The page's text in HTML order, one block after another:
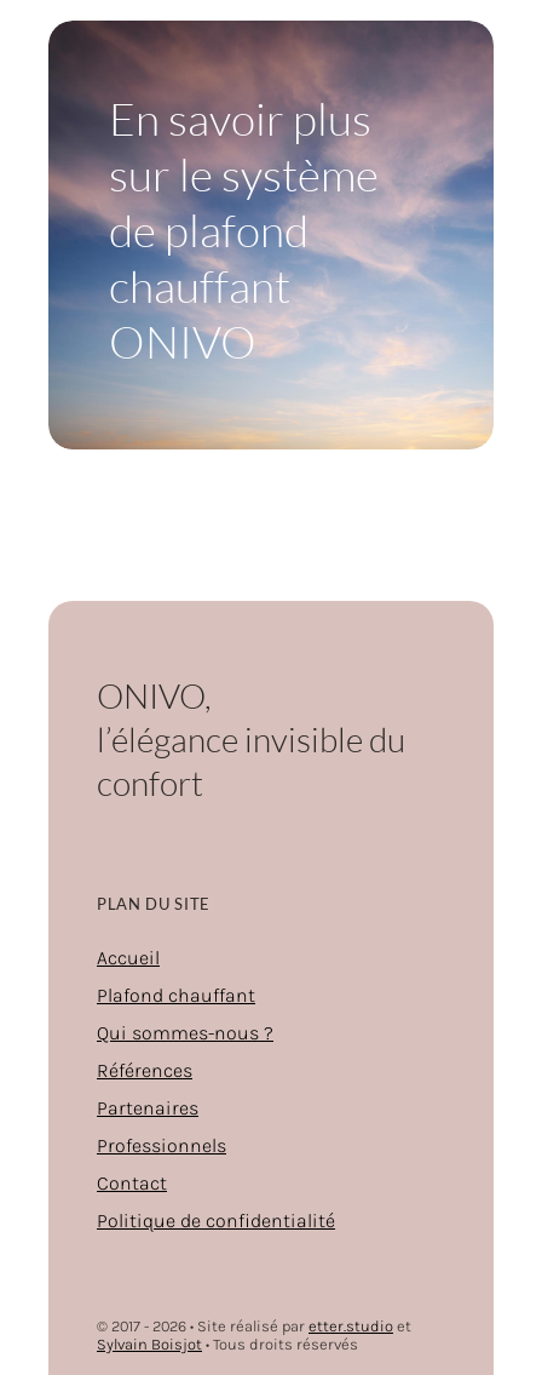
En savoir plus
sur le système
de plafond
chauffant
ONIVO
ONIVO,
l’élégance invisible du
confort
PLAN DU SITE
Accueil
Plafond chauffant
Qui sommes-nous ?
Références
Partenaires
Professionnels
Contact
Politique de confidentialité
© 2017 - 2026 • Site réalisé par etter.studio et
Sylvain Boisjot • Tous droits réservés